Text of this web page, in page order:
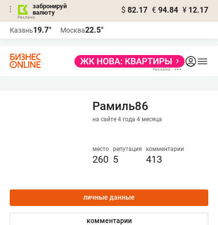
забронируй
валюту
$ 82.17 € 94.84 ¥ 12.17
Казань19.7° Москва22.5°
Рамиль86
на сайте 4 года 4 месяца
место
260
репутация
5
комментарии
413
личные данные
комментарии